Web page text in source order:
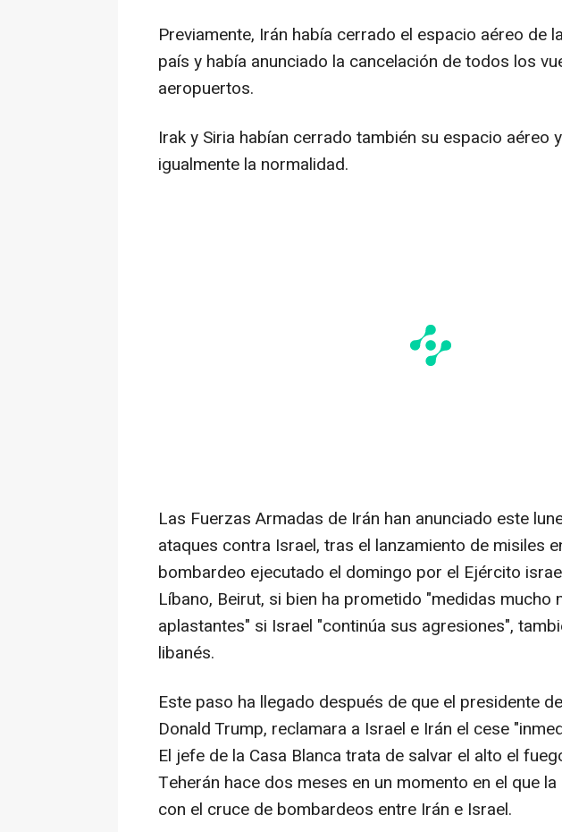
Previamente, Irán había cerrado el espacio aéreo de
país y había anunciado la cancelación de todos los
aeropuertos.
Irak y Siria habían cerrado también su espacio aéreo
igualmente la normalidad.
Las Fuerzas Armadas de Irán han anunciado este
ataques contra Israel, tras el lanzamiento de misiles
bombardeo ejecutado el domingo por el Ejército
Líbano, Beirut, si bien ha prometido "medidas mucho
aplastantes" si Israel "continúa sus agresiones",
libanés.
Este paso ha llegado después de que el presidente
Donald Trump, reclamara a Israel e Irán el cese
El jefe de la Casa Blanca trata de salvar el alto el
Teherán hace dos meses en un momento en el que
con el cruce de bombardeos entre Irán e Israel.